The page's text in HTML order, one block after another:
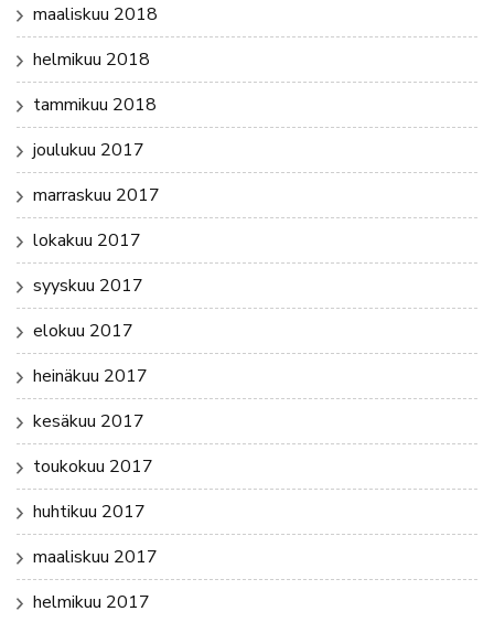
maaliskuu 2018
helmikuu 2018
tammikuu 2018
joulukuu 2017
marraskuu 2017
lokakuu 2017
syyskuu 2017
elokuu 2017
heinäkuu 2017
kesäkuu 2017
toukokuu 2017
huhtikuu 2017
maaliskuu 2017
helmikuu 2017